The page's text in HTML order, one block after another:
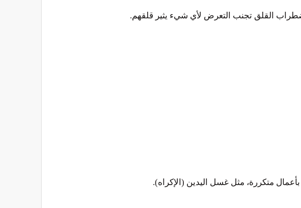
القلق تجنب التعرض لأي شيء يثير قلقهم.
متكررة، مثل غسل اليدين (الإكراه).